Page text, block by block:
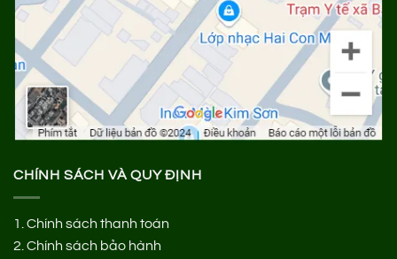
CHÍNH SÁCH VÀ QUY ĐỊNH
1. Chính sách thanh toán
2. Chính sách bảo hành